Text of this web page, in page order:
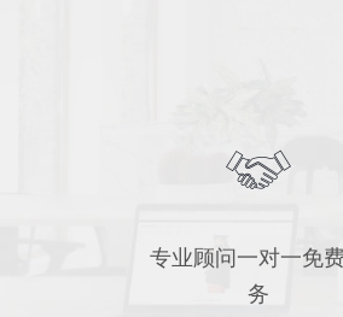
专业顾问一对一免
务